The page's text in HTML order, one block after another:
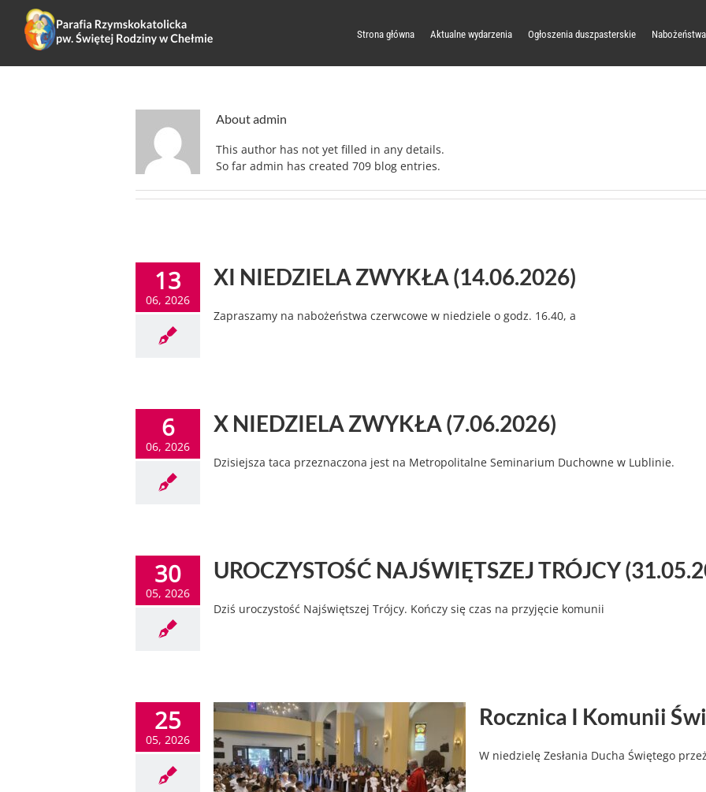
Strona główna Aktualne wydarzenia Ogłoszenia duszpasterskie Nabożeństwa
Aboutadmin
This author has not yet filled in any details.
So far admin has created 709 blog entries.
13
06, 2026
XI NIEDZIELA ZWYKŁA (14.06.2026)
Zapraszamy na nabożeństwa czerwcowe w niedziele o godz. 16.40, a
6
06, 2026
X NIEDZIELA ZWYKŁA (7.06.2026)
Dzisiejsza taca przeznaczona jest na Metropolitalne Seminarium Duchowne w Lublinie.
30
05, 2026
UROCZYSTOŚĆ NAJŚWIĘTSZEJ TRÓJCY
Dziś uroczystość Najświętszej Trójcy. Kończy się czas na przyjęcie komunii
25
05, 2026
Rocznica I Komunii
W niedzielę Zesłania Ducha Świętego